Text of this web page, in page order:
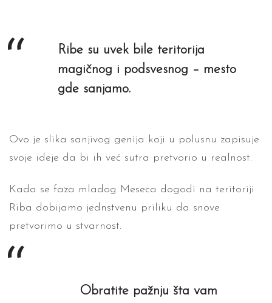
Ribe su uvek bile teritorija
magičnog i podsvesnog – mesto
gde sanjamo.
Ovo je slika sanjivog genija koji u polusnu zapisuje
svoje ideje da bi ih već sutra pretvorio u realnost.
Kada se faza mladog Meseca dogodi na teritoriji
Riba dobijamo jednstvenu priliku da snove
pretvorimo u stvarnost.
Obratite pažnju šta vam